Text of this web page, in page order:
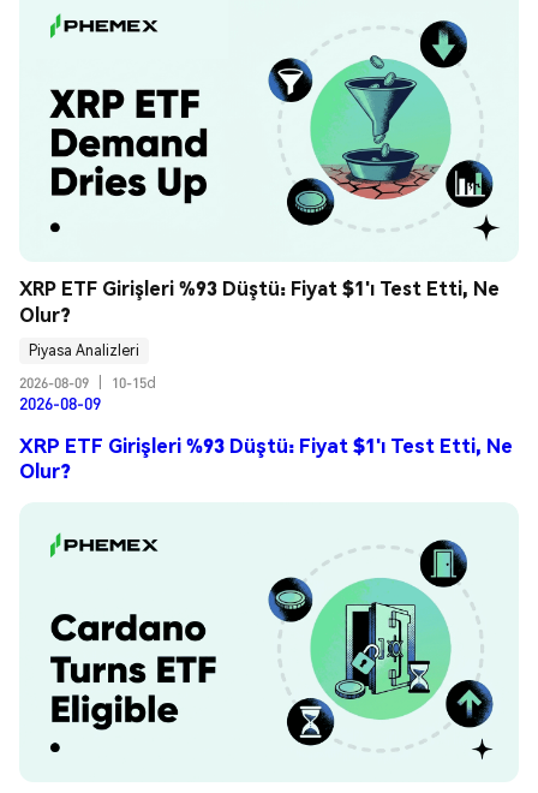
XRP ETF Girişleri %93 Düştü: Fiyat $1'ı Test Etti, Ne
Olur?
Piyasa Analizleri
2026-08-09
10-15d
2026-08-09
XRP ETF Girişleri %93 Düştü: Fiyat $1'ı Test Etti, Ne
Olur?